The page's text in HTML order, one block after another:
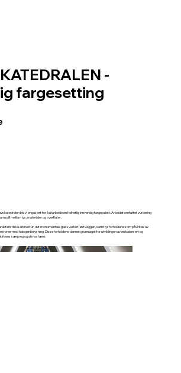
-
fargesetting
ble vi engasjert for å utarbeide en helhetlig innvendig fargepalett. Arbeidet omfattet vurdering
mellom lys, materialer og overflater.
arkitektur, det monumentale glassverket i østveggen, samt lysforholdene som påvirkes av
med halogenbelysning. Disse forholdene dannet grunnlaget for utviklingen av en balansert og
særpreg og atmosfære.